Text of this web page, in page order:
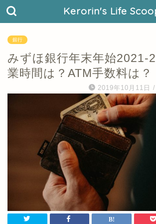
Kerorin's Life
銀行
みずほ銀行年末年始2021-
業時間は？ATM手数料は？
2019年10月11日 /